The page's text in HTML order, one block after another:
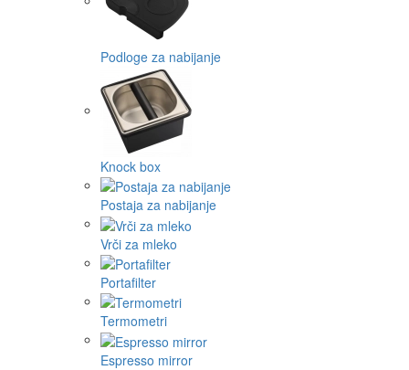
Podloge za nabijanje
Knock box
Postaja za nabijanje
Vrči za mleko
Portafilter
Termometri
Espresso mirror